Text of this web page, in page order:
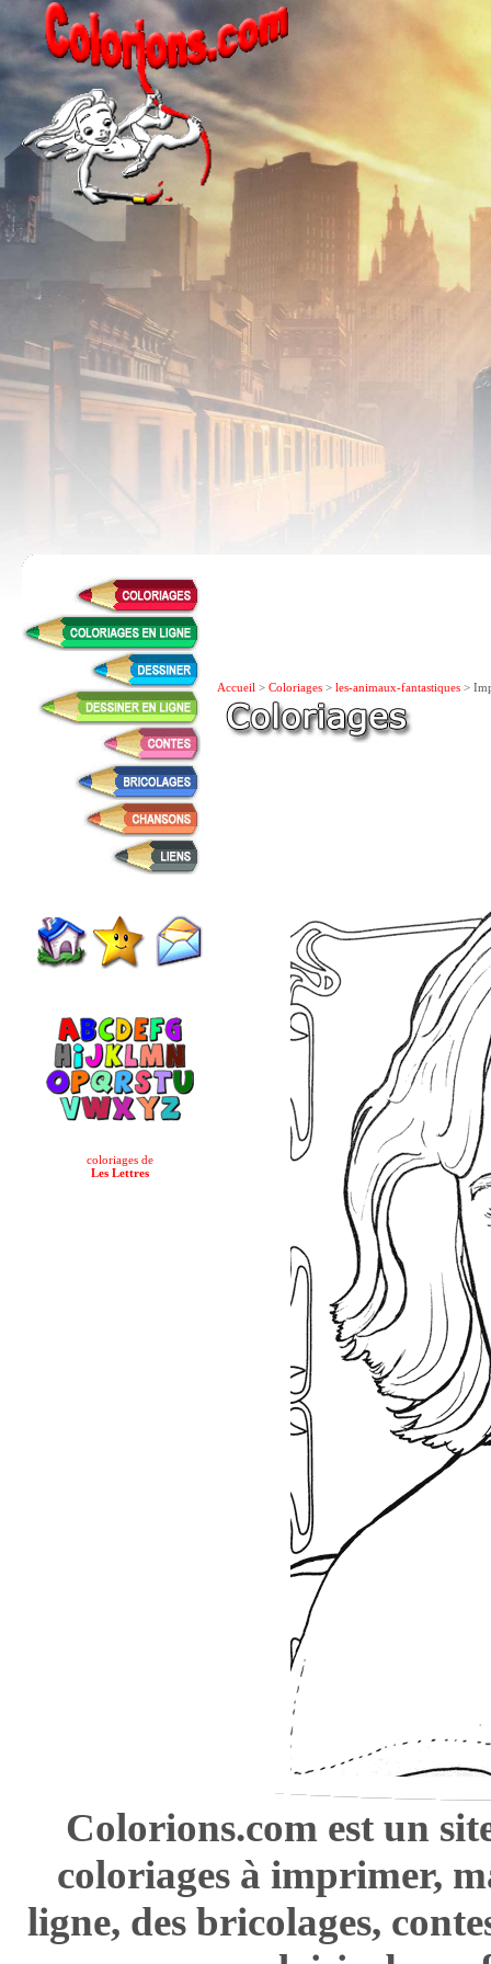
coloriages de
Les Lettres
Accueil > Coloriages > les-animaux-fantastiques >
Colorions.com est un
coloriages à imprimer,
ligne, des bricolages,